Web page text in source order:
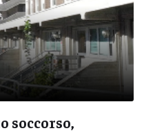
soccorso,